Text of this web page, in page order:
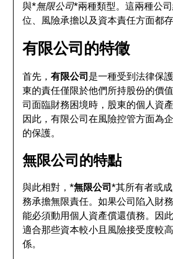
與*無限公司*兩種類型。這兩種公
位、風險承擔以及資本責任方面都存
有限公司的特徵
首先，有限公司 是一種受到法律保
東的責任僅限於他們所持股份的價
司面臨財務困境時，股東的個人資
因此，有限公司在風險控管方面為
的保護。
無限公司的特點
與此相對，*無限公司*其所有者或
務承擔無限責任。如果公司陷入財
能必須動用個人資產償還債務。因
適合那些資本較小且風險接受度較
係。